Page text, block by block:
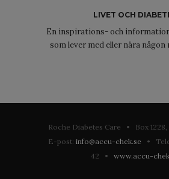
LIVET OCH
En inspirations- och
som lever med eller nära någon
Roche Diabetes Care • Box 1228,
E-post: info@accu-chek.se •
42 • www.accu-